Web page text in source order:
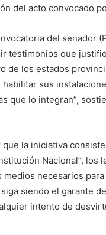
del acto convocado
del senador
testimonios que
de los estados
sus
que lo integran”,
la iniciativa
Nacional”,
necesarios
siendo el garante
intento de